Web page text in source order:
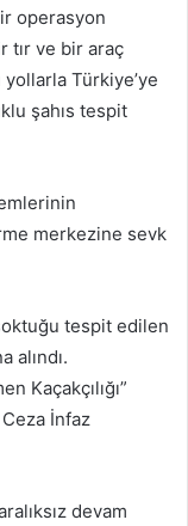
operasyon
tır ve bir araç
yollarla Türkiye’ye
şahıs tespit
merkezine sevk
tespit edilen
alındı.
Kaçakçılığı”
İnfaz
devam